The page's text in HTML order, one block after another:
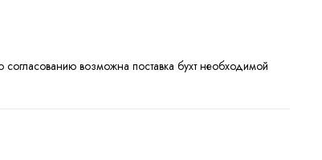
возможна поставка бухт необходимой